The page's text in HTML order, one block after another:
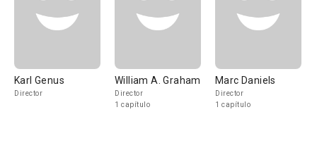
Karl Genus
Director
William A. Graham
Director
1 capítulo
Marc Daniels
Director
1 capítulo